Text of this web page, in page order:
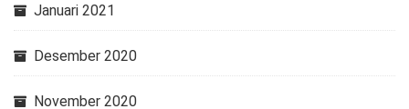
Januari 2021
Desember 2020
November 2020